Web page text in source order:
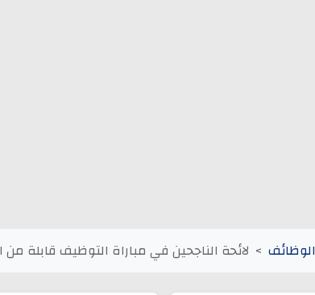
الوظائف لائحة الناجحين في مباراة التوظيف قابلة من